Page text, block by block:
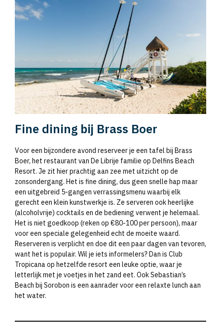
Fine dining bij Brass Boer
Voor een bijzondere avond reserveer je een tafel bij Brass
Boer, het restaurant van De Librije familie op Delfins Beach
Resort. Je zit hier prachtig aan zee met uitzicht op de
zonsondergang. Het is fine dining, dus geen snelle hap maar
een uitgebreid 5-gangen verrassingsmenu waarbij elk
gerecht een klein kunstwerkje is. Ze serveren ook heerlijke
(alcoholvrije) cocktails en de bediening verwent je helemaal.
Het is niet goedkoop (reken op €80-100 per persoon), maar
voor een speciale gelegenheid echt de moeite waard.
Reserveren is verplicht en doe dit een paar dagen van tevoren,
want het is populair. Wil je iets informelers? Dan is Club
Tropicana op hetzelfde resort een leuke optie, waar je
letterlijk met je voetjes in het zand eet. Ook Sebastian’s
Beach bij Sorobon is een aanrader voor een relaxte lunch aan
het water.